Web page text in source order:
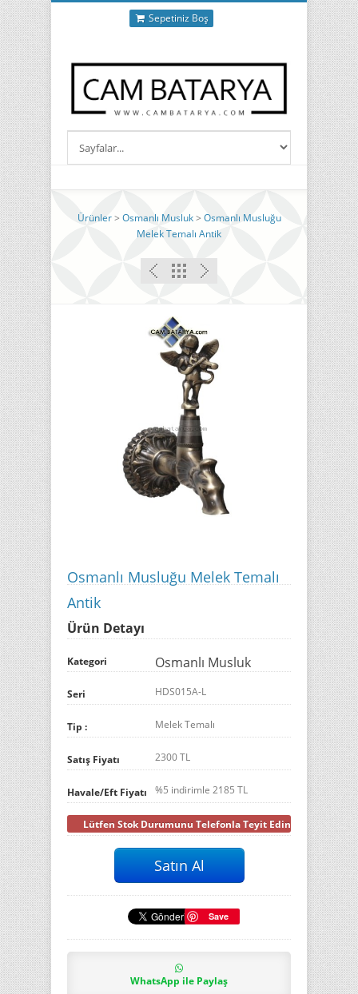
Sepetiniz Boş
Ürünler> Osmanlı Musluk> Osmanlı Musluğu
Melek Temalı Antik
Osmanlı Musluğu Melek Temalı
Antik
Ürün Detayı
Kategori Osmanlı Musluk
Seri HDS015A-L
Tip : Melek Temalı
Satış Fiyatı 2300 TL
Havale/Eft Fiyatı %5 indirimle 2185 TL
Lütfen Stok Durumunu Telefonla Teyit Ediniz
Save
WhatsApp ile Paylaş